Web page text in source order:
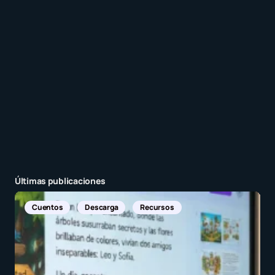
Últimas publicaciones